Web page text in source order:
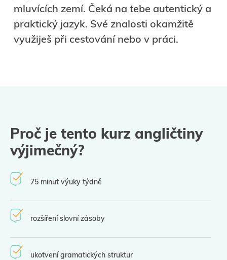
mluvících zemí. Čeká na tebe autentický a
praktický jazyk. Své znalosti okamžitě
využiješ při cestování nebo v práci.
Proč je tento kurz angličtiny
výjimečný?
75 minut výuky týdně
rozšíření slovní zásoby
ukotvení gramatických struktur